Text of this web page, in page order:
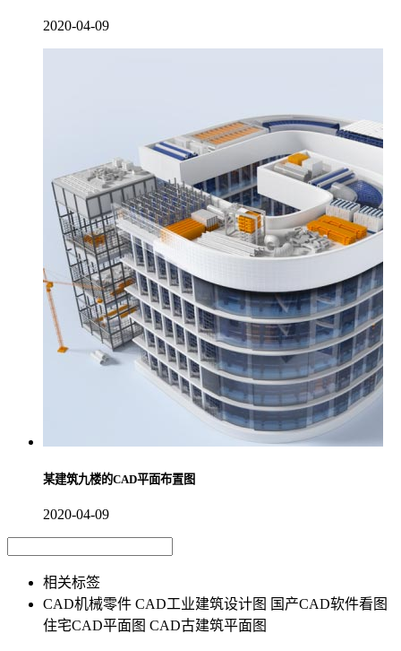
2020-04-09
某建筑九楼的CAD平面布置图
2020-04-09
相关标签
CAD机械零件 CAD工业建筑设计图 国产CAD软件看图
住宅CAD平面图 CAD古建筑平面图